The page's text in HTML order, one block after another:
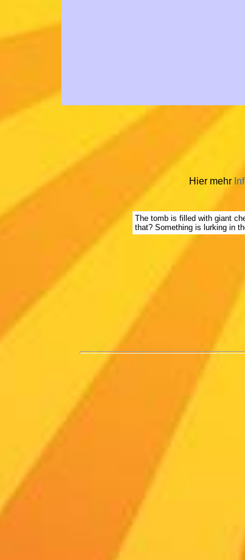
Hier mehr
The tomb is filled with giant
that? Something is lurking in